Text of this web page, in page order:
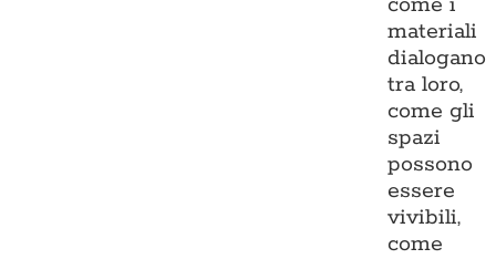
materiali
dialogano
tra loro,
come gli
spazi
possono
essere
vivibili,
come